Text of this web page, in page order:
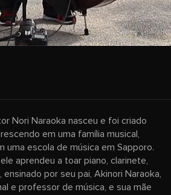
Nori Naraoka nasceu e foi criado
em uma família musical,
uma escola de música em Sapporo.
aprendeu a toar piano, clarinete,
por seu pai, Akinori Naraoka,
e professor de música, e sua mãe